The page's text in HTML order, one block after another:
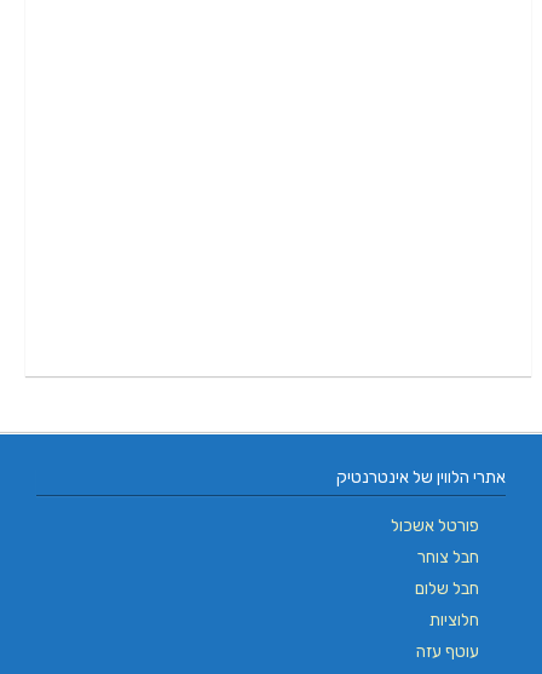
אתרי הלווין של אינטרנטיק
פורטל אשכול
חבל צוחר
חבל שלום
חלוציות
עוטף עזה